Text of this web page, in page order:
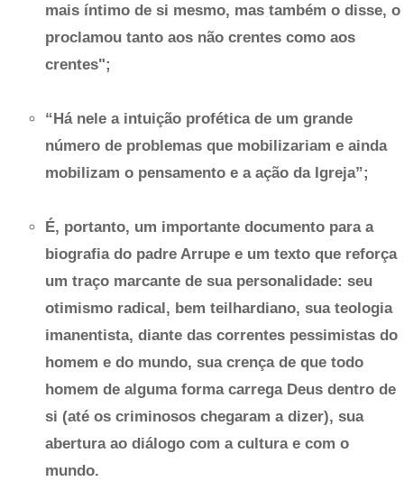
mais íntimo de si mesmo, mas também o disse, o
proclamou tanto aos não crentes como aos
crentes";
“Há nele a intuição profética de um grande
número de problemas que mobilizariam e ainda
mobilizam o pensamento e a ação da Igreja”;
É, portanto, um importante documento para a
biografia do padre Arrupe e um texto que reforça
um traço marcante de sua personalidade: seu
otimismo radical, bem teilhardiano, sua teologia
imanentista, diante das correntes pessimistas do
homem e do mundo, sua crença de que todo
homem de alguma forma carrega Deus dentro de
si (até os criminosos chegaram a dizer), sua
abertura ao diálogo com a cultura e com o
mundo.